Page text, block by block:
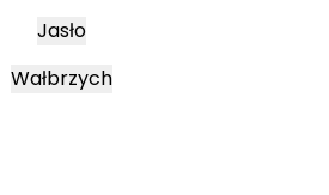
Jasło
Wałbrzych